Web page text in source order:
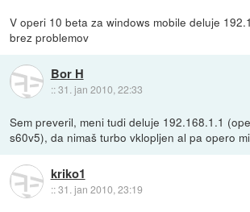
V operi 10 beta za windows mobile deluje
brez problemov
Bor H
::31. jan 2010, 22:33
Sem preveril, meni tudi deluje 192.168.1.1
s60v5), da nimaš turbo vklopljen al pa opero
kriko1
::31. jan 2010, 23:19